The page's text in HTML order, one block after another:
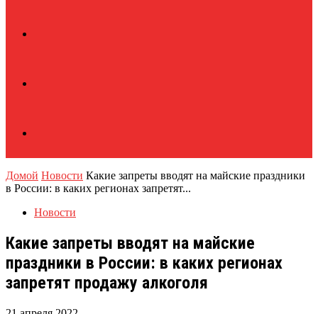
Домой Новости Какие запреты вводят на майские праздники
в России: в каких регионах запретят...
Новости
Какие запреты вводят на майские
праздники в России: в каких регионах
запретят продажу алкоголя